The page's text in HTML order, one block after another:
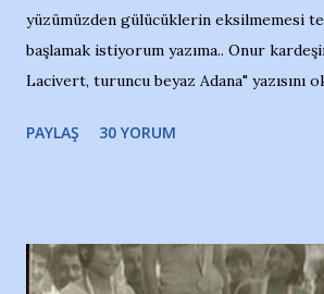
yüzümüzden gülücüklerin eksilmemesi
başlamak istiyorum yazıma.. Onur
Lacivert, turuncu beyaz Adana" yazısını
irkildim.. "Bursasporlu taraftarlar,
ve ürünlerini Bursa şehrinde görmek
PAYLAŞ 30 YORUM